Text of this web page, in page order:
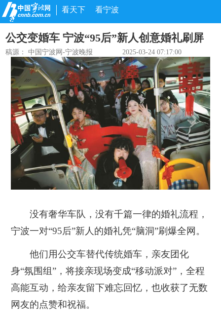
看天下 看宁波
公交变婚车 宁波“95后”新人创意婚礼刷屏
稿源：中国宁波网-宁波晚报 2025-03-24 07:17:00
没有奢华车队，没有千篇一律的婚礼流程，
宁波一对“95后”新人的婚礼凭“脑洞”刷爆全网。
他们用公交车替代传统婚车，亲友团化
身“氛围组”，将接亲现场变成“移动派对”，全程
高能互动，给亲友留下难忘回忆，也收获了无数
网友的点赞和祝福。